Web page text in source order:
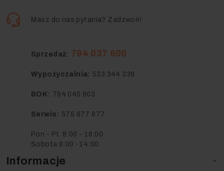
Informacje 
Masz do nas pytania? Zadzwoń!
Sprzedaż: 794 037 600
Wypożyczalnia: 533 344 339
BOK: 794 040 903
Serwis: 575 877 677
Pon - Pt. 8:00 - 16:00
Sobota 9:00 -14:00